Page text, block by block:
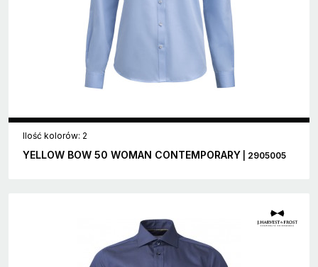
Ilość kolorów: 2
YELLOW BOW 50 WOMAN CONTEMPORARY | 2905005